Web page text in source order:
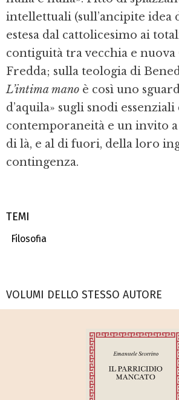
TEMI
Filosofia
intellettuali (sull’ancipite idea
estesa dal cattolicesimo ai
contiguità tra vecchia e
Fredda; sulla teologia di
L’intima mano è così uno
d’aquila» sugli snodi essenziali
contemporaneità e un invito
di là, e al di fuori, della loro
contingenza.
VOLUMI DELLO STESSO AUTORE